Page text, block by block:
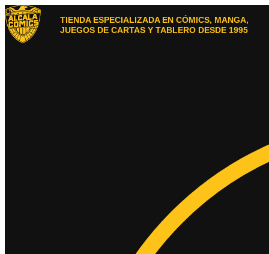
Ir
al
contenido
TIENDA ESPECIALIZADA EN CÓMICS, MANGA,
JUEGOS DE CARTAS Y TABLERO DESDE 1995